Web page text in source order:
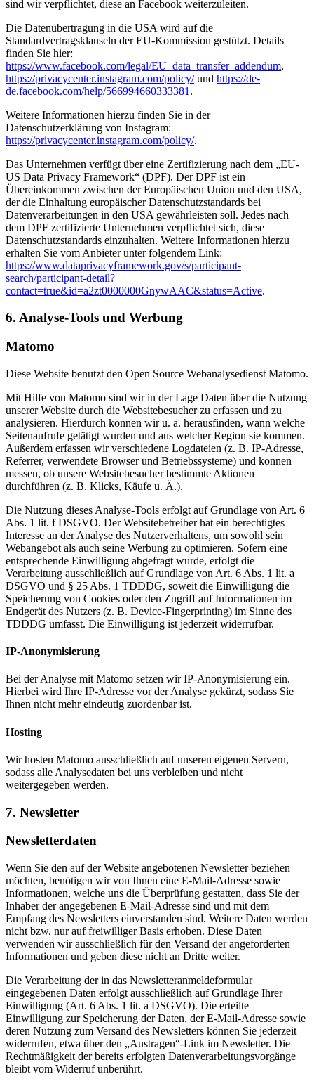
sind wir verpflichtet, diese an Facebook weiterzuleiten.
Die Datenübertragung in die USA wird auf die
Standardvertragsklauseln der EU-Kommission gestützt. Details
finden Sie hier:
https://www.facebook.com/legal/EU_data_transfer_addendum,
https://privacycenter.instagram.com/policy/und https://de-
de.facebook.com/help/566994660333381 .
Weitere Informationen hierzu finden Sie in der
Datenschutzerklärung von Instagram:
https://privacycenter.instagram.com/policy/.
Das Unternehmen verfügt über eine Zertifizierung nach dem „EU-
US Data Privacy Framework“ (DPF). Der DPF ist ein
Übereinkommen zwischen der Europäischen Union und den USA,
der die Einhaltung europäischer Datenschutzstandards bei
Datenverarbeitungen in den USA gewährleisten soll. Jedes nach
dem DPF zertifizierte Unternehmen verpflichtet sich, diese
Datenschutzstandards einzuhalten. Weitere Informationen hierzu
erhalten Sie vom Anbieter unter folgendem Link:
https://www.dataprivacyframework.gov/s/participant-
search/participant-detail?
contact=true&id=a2zt0000000GnywAAC&status=Active.
6. Analyse-Tools und Werbung
Matomo
Diese Website benutzt den Open Source Webanalysedienst Matomo.
Mit Hilfe von Matomo sind wir in der Lage Daten über die Nutzung
unserer Website durch die Websitebesucher zu erfassen und zu
analysieren. Hierdurch können wir u. a. herausfinden, wann welche
Seitenaufrufe getätigt wurden und aus welcher Region sie kommen.
Außerdem erfassen wir verschiedene Logdateien (z. B. IP-Adresse,
Referrer, verwendete Browser und Betriebssysteme) und können
messen, ob unsere Websitebesucher bestimmte Aktionen
durchführen (z. B. Klicks, Käufe u. Ä.).
Die Nutzung dieses Analyse-Tools erfolgt auf Grundlage von Art. 6
Abs. 1 lit. f DSGVO. Der Websitebetreiber hat ein berechtigtes
Interesse an der Analyse des Nutzerverhaltens, um sowohl sein
Webangebot als auch seine Werbung zu optimieren. Sofern eine
entsprechende Einwilligung abgefragt wurde, erfolgt die
Verarbeitung ausschließlich auf Grundlage von Art. 6 Abs. 1 lit. a
DSGVO und § 25 Abs. 1 TDDDG, soweit die Einwilligung die
Speicherung von Cookies oder den Zugriff auf Informationen im
Endgerät des Nutzers (z. B. Device-Fingerprinting) im Sinne des
TDDDG umfasst. Die Einwilligung ist jederzeit widerrufbar.
IP-Anonymisierung
Bei der Analyse mit Matomo setzen wir IP-Anonymisierung ein.
Hierbei wird Ihre IP-Adresse vor der Analyse gekürzt, sodass Sie
Ihnen nicht mehr eindeutig zuordenbar ist.
Hosting
Wir hosten Matomo ausschließlich auf unseren eigenen Servern,
sodass alle Analysedaten bei uns verbleiben und nicht
weitergegeben werden.
7. Newsletter
Newsletter­daten
Wenn Sie den auf der Website angebotenen Newsletter beziehen
möchten, benötigen wir von Ihnen eine E-Mail-Adresse sowie
Informationen, welche uns die Überprüfung gestatten, dass Sie der
Inhaber der angegebenen E-Mail-Adresse sind und mit dem
Empfang des Newsletters einverstanden sind. Weitere Daten werden
nicht bzw. nur auf freiwilliger Basis erhoben. Diese Daten
verwenden wir ausschließlich für den Versand der angeforderten
Informationen und geben diese nicht an Dritte weiter.
Die Verarbeitung der in das Newsletteranmeldeformular
eingegebenen Daten erfolgt ausschließlich auf Grundlage Ihrer
Einwilligung (Art. 6 Abs. 1 lit. a DSGVO). Die erteilte
Einwilligung zur Speicherung der Daten, der E-Mail-Adresse sowie
deren Nutzung zum Versand des Newsletters können Sie jederzeit
widerrufen, etwa über den „Austragen“-Link im Newsletter. Die
Rechtmäßigkeit der bereits erfolgten Datenverarbeitungsvorgänge
bleibt vom Widerruf unberührt.